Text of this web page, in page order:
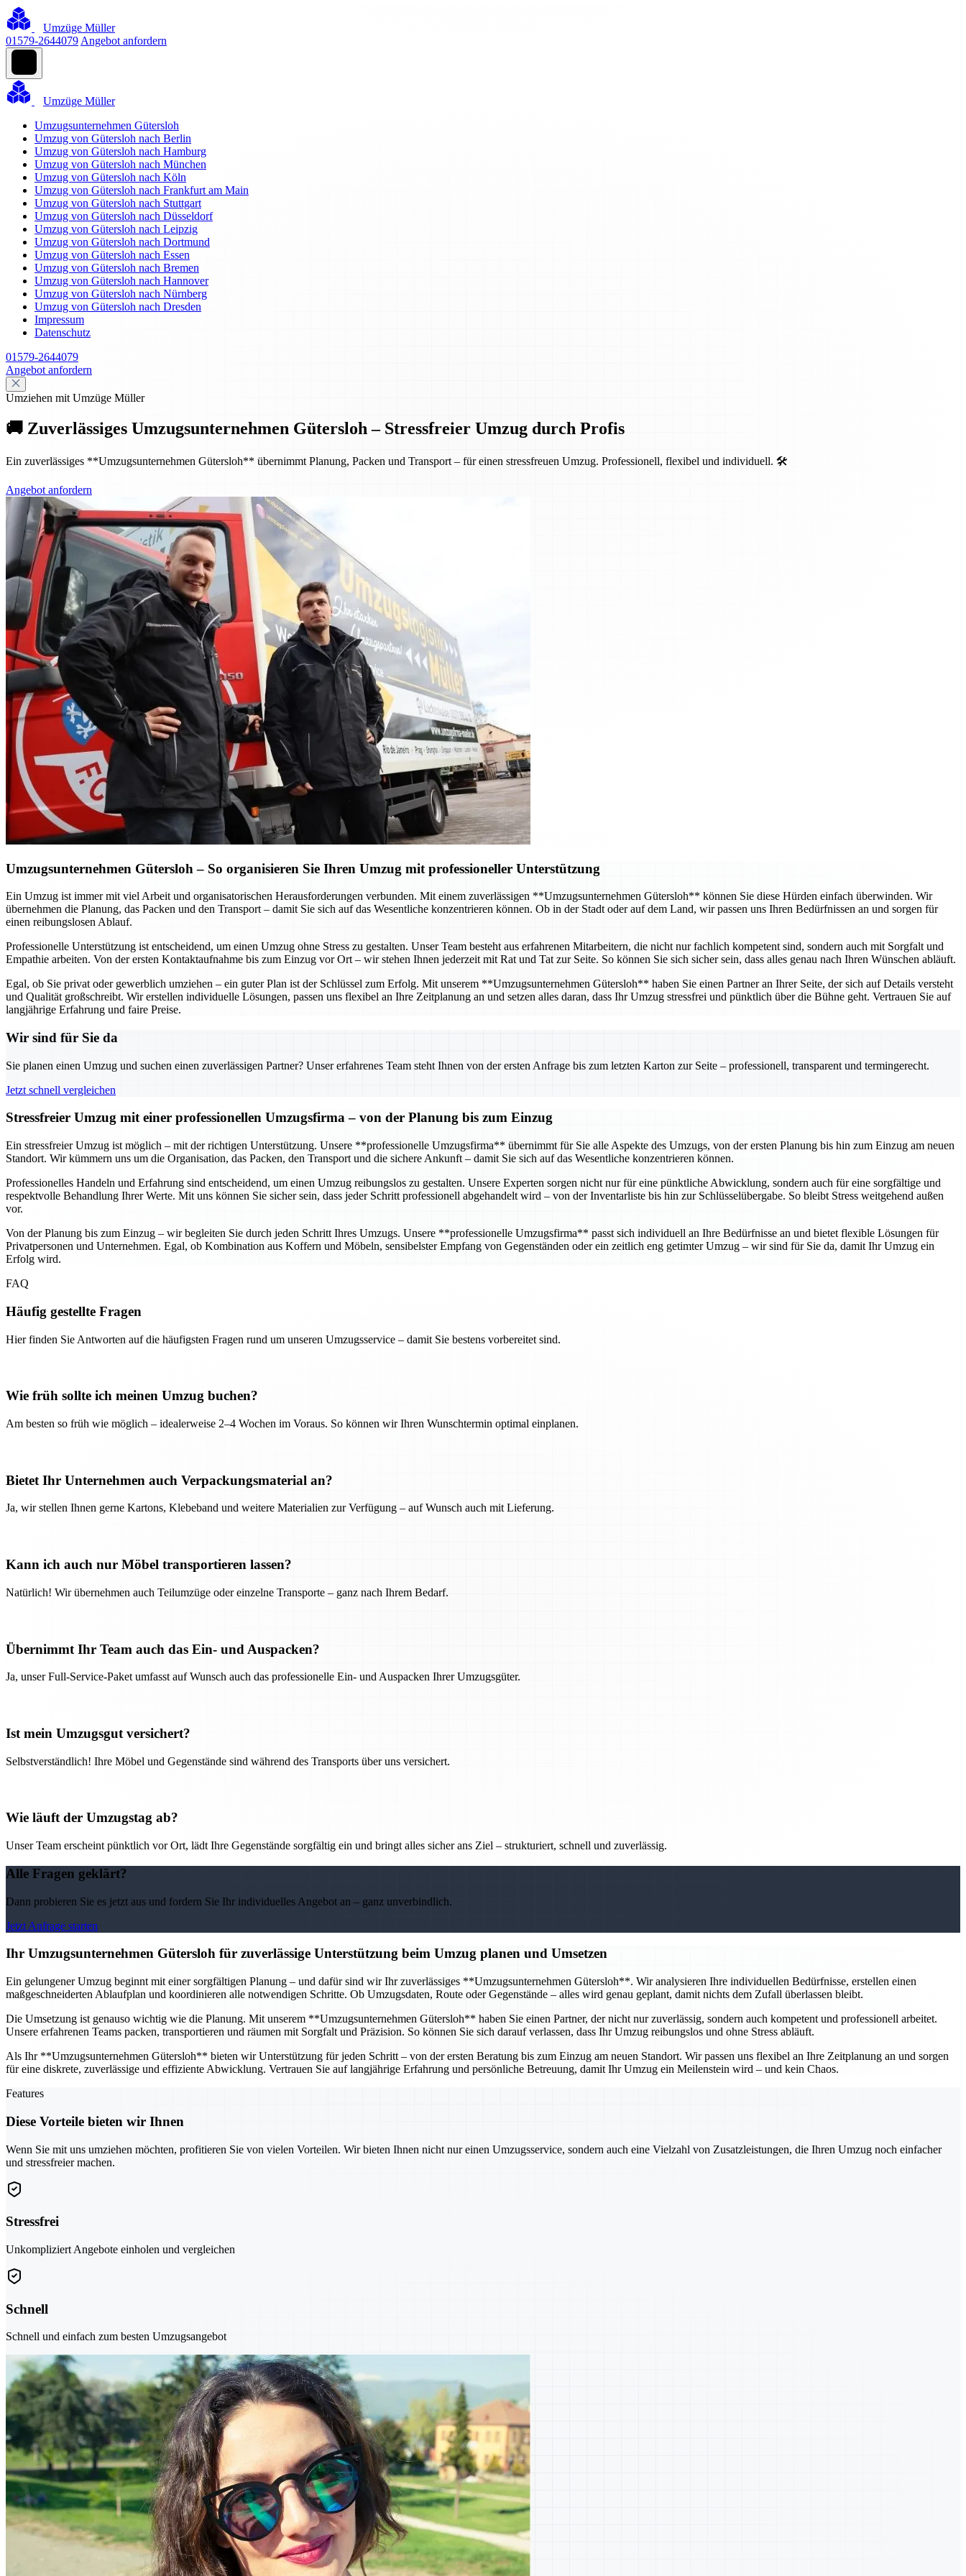
Umzüge Müller
01579-2644079 Angebot anfordern
Umzüge Müller
Umzugsunternehmen Gütersloh
Umzug von Gütersloh nach Berlin
Umzug von Gütersloh nach Hamburg
Umzug von Gütersloh nach München
Umzug von Gütersloh nach Köln
Umzug von Gütersloh nach Frankfurt am Main
Umzug von Gütersloh nach Stuttgart
Umzug von Gütersloh nach Düsseldorf
Umzug von Gütersloh nach Leipzig
Umzug von Gütersloh nach Dortmund
Umzug von Gütersloh nach Essen
Umzug von Gütersloh nach Bremen
Umzug von Gütersloh nach Hannover
Umzug von Gütersloh nach Nürnberg
Umzug von Gütersloh nach Dresden
Impressum
Datenschutz
01579-2644079
Angebot anfordern
Umziehen mit Umzüge Müller
🚚 Zuverlässiges Umzugsunternehmen Gütersloh – Stressfreier Umzug durch Profis
Ein zuverlässiges **Umzugsunternehmen Gütersloh** übernimmt Planung, Packen und Transport – für einen stressfreuen Umzug. Professionell, flexibel und individuell. 🛠️
Angebot anfordern
Umzugsunternehmen Gütersloh – So organisieren Sie Ihren Umzug mit professioneller Unterstützung
Ein Umzug ist immer mit viel Arbeit und organisatorischen Herausforderungen verbunden. Mit einem zuverlässigen **Umzugsunternehmen Gütersloh** können Sie diese Hürden einfach überwinden. Wir
übernehmen die Planung, das Packen und den Transport – damit Sie sich auf das Wesentliche konzentrieren können. Ob in der Stadt oder auf dem Land, wir passen uns Ihren Bedürfnissen an und sorgen für
einen reibungslosen Ablauf.
Professionelle Unterstützung ist entscheidend, um einen Umzug ohne Stress zu gestalten. Unser Team besteht aus erfahrenen Mitarbeitern, die nicht nur fachlich kompetent sind, sondern auch mit Sorgfalt und
Empathie arbeiten. Von der ersten Kontaktaufnahme bis zum Einzug vor Ort – wir stehen Ihnen jederzeit mit Rat und Tat zur Seite. So können Sie sich sicher sein, dass alles genau nach Ihren Wünschen abläuft.
Egal, ob Sie privat oder gewerblich umziehen – ein guter Plan ist der Schlüssel zum Erfolg. Mit unserem **Umzugsunternehmen Gütersloh** haben Sie einen Partner an Ihrer Seite, der sich auf Details versteht
und Qualität großschreibt. Wir erstellen individuelle Lösungen, passen uns flexibel an Ihre Zeitplanung an und setzen alles daran, dass Ihr Umzug stressfrei und pünktlich über die Bühne geht. Vertrauen Sie auf
langjährige Erfahrung und faire Preise.
Wir sind für Sie da
Sie planen einen Umzug und suchen einen zuverlässigen Partner? Unser erfahrenes Team steht Ihnen von der ersten Anfrage bis zum letzten Karton zur Seite – professionell, transparent und termingerecht.
Jetzt schnell vergleichen
Stressfreier Umzug mit einer professionellen Umzugsfirma – von der Planung bis zum Einzug
Ein stressfreier Umzug ist möglich – mit der richtigen Unterstützung. Unsere **professionelle Umzugsfirma** übernimmt für Sie alle Aspekte des Umzugs, von der ersten Planung bis hin zum Einzug am neuen
Standort. Wir kümmern uns um die Organisation, das Packen, den Transport und die sichere Ankunft – damit Sie sich auf das Wesentliche konzentrieren können.
Professionelles Handeln und Erfahrung sind entscheidend, um einen Umzug reibungslos zu gestalten. Unsere Experten sorgen nicht nur für eine pünktliche Abwicklung, sondern auch für eine sorgfältige und
respektvolle Behandlung Ihrer Werte. Mit uns können Sie sicher sein, dass jeder Schritt professionell abgehandelt wird – von der Inventarliste bis hin zur Schlüsselübergabe. So bleibt Stress weitgehend außen
vor.
Von der Planung bis zum Einzug – wir begleiten Sie durch jeden Schritt Ihres Umzugs. Unsere **professionelle Umzugsfirma** passt sich individuell an Ihre Bedürfnisse an und bietet flexible Lösungen für
Privatpersonen und Unternehmen. Egal, ob Kombination aus Koffern und Möbeln, sensibelster Empfang von Gegenständen oder ein zeitlich eng getimter Umzug – wir sind für Sie da, damit Ihr Umzug ein
Erfolg wird.
FAQ
Häufig gestellte Fragen
Hier finden Sie Antworten auf die häufigsten Fragen rund um unseren Umzugsservice – damit Sie bestens vorbereitet sind.
Wie früh sollte ich meinen Umzug buchen?
Am besten so früh wie möglich – idealerweise 2–4 Wochen im Voraus. So können wir Ihren Wunschtermin optimal einplanen.
Bietet Ihr Unternehmen auch Verpackungsmaterial an?
Ja, wir stellen Ihnen gerne Kartons, Klebeband und weitere Materialien zur Verfügung – auf Wunsch auch mit Lieferung.
Kann ich auch nur Möbel transportieren lassen?
Natürlich! Wir übernehmen auch Teilumzüge oder einzelne Transporte – ganz nach Ihrem Bedarf.
Übernimmt Ihr Team auch das Ein- und Auspacken?
Ja, unser Full-Service-Paket umfasst auf Wunsch auch das professionelle Ein- und Auspacken Ihrer Umzugsgüter.
Ist mein Umzugsgut versichert?
Selbstverständlich! Ihre Möbel und Gegenstände sind während des Transports über uns versichert.
Wie läuft der Umzugstag ab?
Unser Team erscheint pünktlich vor Ort, lädt Ihre Gegenstände sorgfältig ein und bringt alles sicher ans Ziel – strukturiert, schnell und zuverlässig.
Alle Fragen geklärt?
Dann probieren Sie es jetzt aus und fordern Sie Ihr individuelles Angebot an – ganz unverbindlich.
Jetzt Anfrage starten
Ihr Umzugsunternehmen Gütersloh für zuverlässige Unterstützung beim Umzug planen und Umsetzen
Ein gelungener Umzug beginnt mit einer sorgfältigen Planung – und dafür sind wir Ihr zuverlässiges **Umzugsunternehmen Gütersloh**. Wir analysieren Ihre individuellen Bedürfnisse, erstellen einen
maßgeschneiderten Ablaufplan und koordinieren alle notwendigen Schritte. Ob Umzugsdaten, Route oder Gegenstände – alles wird genau geplant, damit nichts dem Zufall überlassen bleibt.
Die Umsetzung ist genauso wichtig wie die Planung. Mit unserem **Umzugsunternehmen Gütersloh** haben Sie einen Partner, der nicht nur zuverlässig, sondern auch kompetent und professionell arbeitet.
Unsere erfahrenen Teams packen, transportieren und räumen mit Sorgfalt und Präzision. So können Sie sich darauf verlassen, dass Ihr Umzug reibungslos und ohne Stress abläuft.
Als Ihr **Umzugsunternehmen Gütersloh** bieten wir Unterstützung für jeden Schritt – von der ersten Beratung bis zum Einzug am neuen Standort. Wir passen uns flexibel an Ihre Zeitplanung an und sorgen
für eine diskrete, zuverlässige und effiziente Abwicklung. Vertrauen Sie auf langjährige Erfahrung und persönliche Betreuung, damit Ihr Umzug ein Meilenstein wird – und kein Chaos.
Features
Diese Vorteile bieten wir Ihnen
Wenn Sie mit uns umziehen möchten, profitieren Sie von vielen Vorteilen. Wir bieten Ihnen nicht nur einen Umzugsservice, sondern auch eine Vielzahl von Zusatzleistungen, die Ihren Umzug noch einfacher
und stressfreier machen.
Stressfrei
Unkompliziert Angebote einholen und vergleichen
Schnell
Schnell und einfach zum besten Umzugsangebot